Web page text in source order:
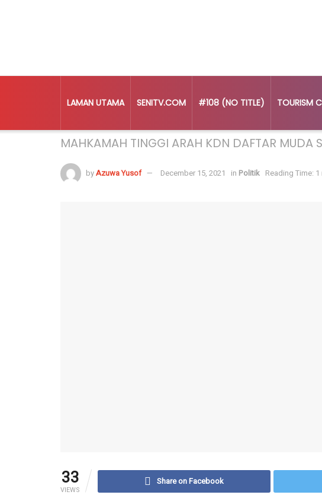
LAMAN UTAMA SENITV.COM #108 (NO TITLE) TOURISM
MAHKAMAH TINGGI ARAH KDN DAFTAR MUDA
byAzuwa Yusof December 15, 2021 in Politik Reading Time:
33
VIEWS
Share on Facebook